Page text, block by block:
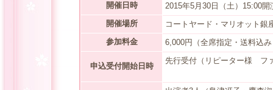
開催日時
2015年5月30日（土）15:00開
開催場所
コートヤード・マリオット銀
参加料金
6,000円（全席指定・送料込
申込受付開始日時
先行受付（リピーター様 フ